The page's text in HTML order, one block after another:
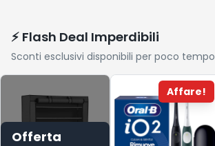
bevande 12h
calde & 48h
fredde,
perfetta fuori
⚡ Flash Deal Imperdibili
Sconti esclusivi disponibili per poco tempo
Offerta
Affare!